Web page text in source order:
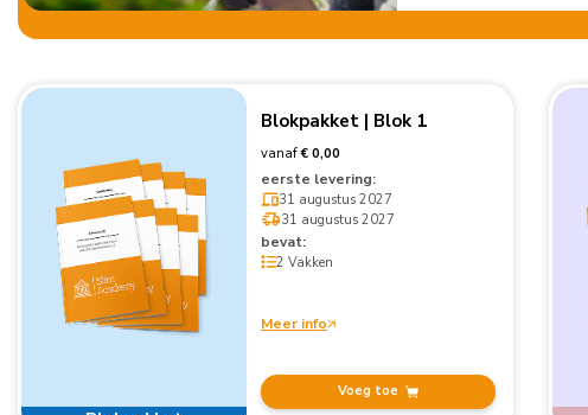
Blokpakket | Blok 1
vanaf€ 0,00
eerste levering:
31 augustus 2027
31 augustus 2027
bevat:
2 Vakken
Meer info
Voeg toe